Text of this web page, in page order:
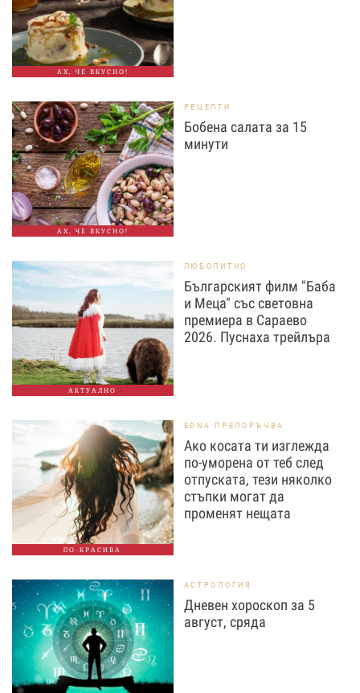
АХ, ЧЕ ВКУСНО!
АХ, ЧЕ ВКУСНО!
РЕЦЕПТИ
Бобена салата за 15
минути
АКТУАЛНО
ЛЮБОПИТНО
Българският филм "Баба
и Меца" със световна
премиера в Сараево
2026. Пуснаха трейлъра
ПО-КРАСИВА
EDNA ПРЕПОРЪЧВА
Ако косата ти изглежда
по-уморена от теб след
отпуската, тези няколко
стъпки могат да
променят нещата
АСТРОЛОГИЯ
Дневен хороскоп за 5
август, сряда